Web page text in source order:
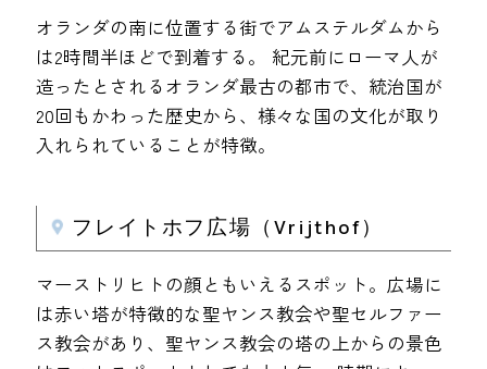
オランダの南に位置する街でアムステルダムから
は2時間半ほどで到着する。 紀元前にローマ人が
造ったとされるオランダ最古の都市で、統治国が
20回もかわった歴史から、様々な国の文化が取り
入れられていることが特徴。
フレイトホフ広場（Vrijthof）
マーストリヒトの顔ともいえるスポット。広場に
は赤い塔が特徴的な聖ヤンス教会や聖セルファー
ス教会があり、聖ヤンス教会の塔の上からの景色